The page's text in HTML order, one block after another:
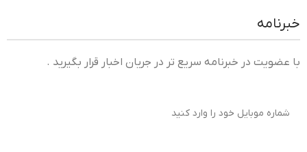
خبرنامه
با عضویت در خبرنامه سریع تر در جریان اخبار قرار بگیرید .